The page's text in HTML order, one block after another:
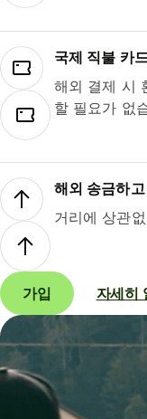
국제 직불 카
해외 결제 시
할 필요가 없
해외 송금하
거리에 상관
가입 자세히